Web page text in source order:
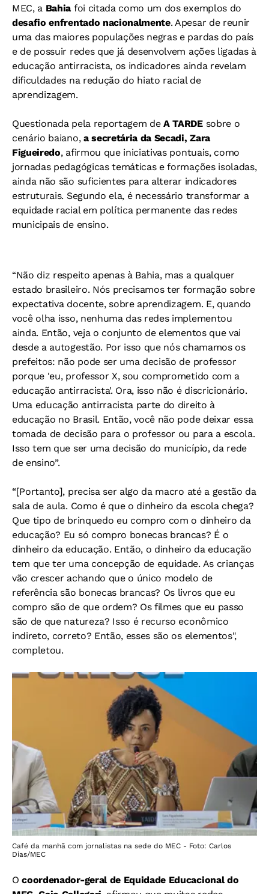
MEC, a Bahia foi citada como um dos exemplos do
desafio enfrentado nacionalmente. Apesar de reunir
uma das maiores populações negras e pardas do país
e de possuir redes que já desenvolvem ações ligadas à
educação antirracista, os indicadores ainda revelam
dificuldades na redução do hiato racial de
aprendizagem.
Questionada pela reportagem deA TARDEsobre o
cenário baiano, a secretária da Secadi, Zara
Figueiredo, afirmou que iniciativas pontuais, como
jornadas pedagógicas temáticas e formações isoladas,
ainda não são suficientes para alterar indicadores
estruturais. Segundo ela, é necessário transformar a
equidade racial em política permanente das redes
municipais de ensino.
“Não diz respeito apenas à Bahia, mas a qualquer
estado brasileiro. Nós precisamos ter formação sobre
expectativa docente, sobre aprendizagem. E, quando
você olha isso, nenhuma das redes implementou
ainda. Então, veja o conjunto de elementos que vai
desde a autogestão. Por isso que nós chamamos os
prefeitos: não pode ser uma decisão de professor
porque 'eu, professor X, sou comprometido com a
educação antirracista'. Ora, isso não é discricionário.
Uma educação antirracista parte do direito à
educação no Brasil. Então, você não pode deixar essa
tomada de decisão para o professor ou para a escola.
Isso tem que ser uma decisão do município, da rede
de ensino”.
“[Portanto], precisa ser algo da macro até a gestão da
sala de aula. Como é que o dinheiro da escola chega?
Que tipo de brinquedo eu compro com o dinheiro da
educação? Eu só compro bonecas brancas? É o
dinheiro da educação. Então, o dinheiro da educação
tem que ter uma concepção de equidade. As crianças
vão crescer achando que o único modelo de
referência são bonecas brancas? Os livros que eu
compro são de que ordem? Os filmes que eu passo
são de que natureza? Isso é recurso econômico
indireto, correto? Então, esses são os elementos",
completou.
Café da manhã com jornalistas na sede do MEC - Foto: Carlos
Dias/MEC
Ocoordenador-geral de Equidade Educacional do